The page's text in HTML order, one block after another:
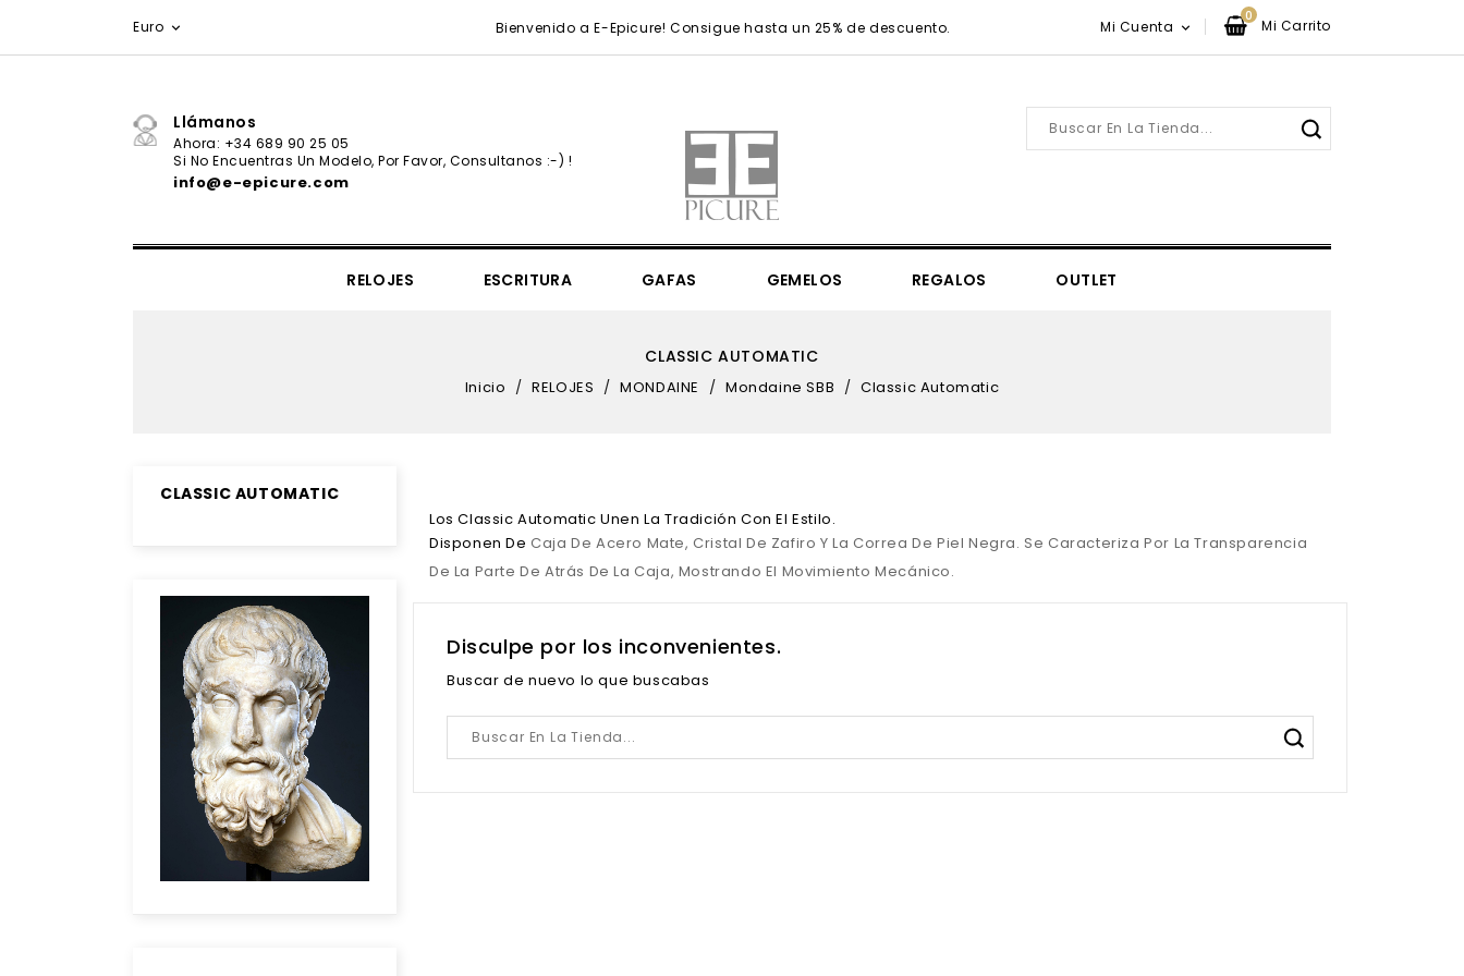
Euro  Bienvenido a E-Epicure! Consigue hasta un 25% de descuento. Mi Cuenta 
0
Mi Carrito
Llámanos
Ahora: +34 689 90 25 05
Si No Encuentras Un Modelo, Por Favor, Consultanos :-) !
info@e-epicure.com
RELOJES ESCRITURA GAFAS GEMELOS REGALOS OUTLET
CLASSIC AUTOMATIC
Inicio RELOJES MONDAINE Mondaine SBB Classic Automatic
CLASSIC AUTOMATIC
Los Classic Automatic Unen La Tradición Con El Estilo.
Disponen De Caja De Acero Mate, Cristal De Zafiro Y La Correa De Piel Negra. Se Caracteriza Por La Transparencia
De La Parte De Atrás De La Caja, Mostrando El Movimiento Mecánico.
Disculpe por los inconvenientes.
Buscar de nuevo lo que buscabas